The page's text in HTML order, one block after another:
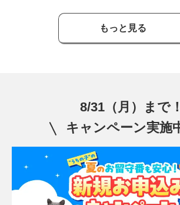
させていただきます。）お申込み
詳しい内容をご記入ください。
ご用意ください。
加入いただけます。生年月日が不
物病院で獣医師に推定年齢をご確
もっと見る
8/31（月）まで！
キャンペーン実施